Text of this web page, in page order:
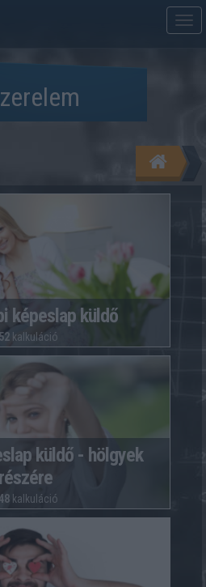
képeslap küldő
kalkuláció
küldő - hölgyek
részére
kalkuláció